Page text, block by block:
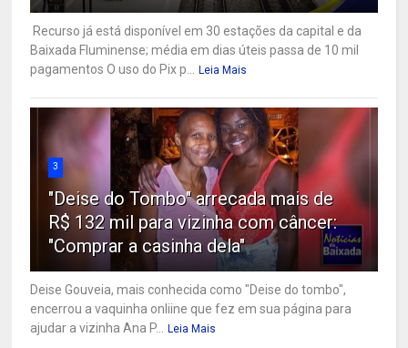
Recurso já está disponível em 30 estações da capital e da
Baixada Fluminense; média em dias úteis passa de 10 mil
pagamentos O uso do Pix p... Leia Mais
3
"Deise do Tombo" arrecada mais de
R$ 132 mil para vizinha com câncer:
"Comprar a casinha dela"
Deise Gouveia, mais conhecida como "Deise do tombo",
encerrou a vaquinha onliine que fez em sua página para
ajudar a vizinha Ana P... Leia Mais